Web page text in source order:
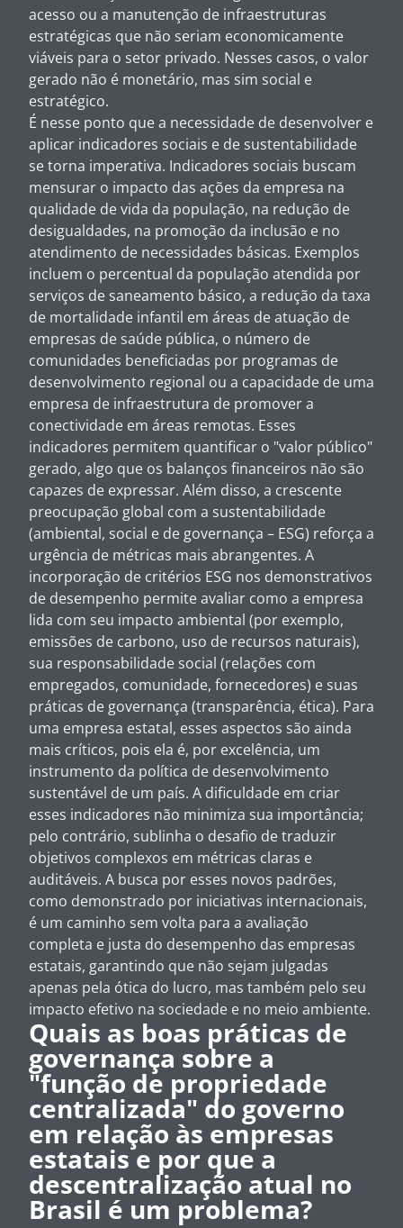
acesso ou a manutenção de infraestruturas
estratégicas que não seriam economicamente
viáveis para o setor privado. Nesses casos, o valor
gerado não é monetário, mas sim social e
estratégico.
É nesse ponto que a necessidade de desenvolver e
aplicar indicadores sociais e de sustentabilidade
se torna imperativa. Indicadores sociais buscam
mensurar o impacto das ações da empresa na
qualidade de vida da população, na redução de
desigualdades, na promoção da inclusão e no
atendimento de necessidades básicas. Exemplos
incluem o percentual da população atendida por
serviços de saneamento básico, a redução da taxa
de mortalidade infantil em áreas de atuação de
empresas de saúde pública, o número de
comunidades beneficiadas por programas de
desenvolvimento regional ou a capacidade de uma
empresa de infraestrutura de promover a
conectividade em áreas remotas. Esses
indicadores permitem quantificar o "valor público"
gerado, algo que os balanços financeiros não são
capazes de expressar. Além disso, a crescente
preocupação global com a sustentabilidade
(ambiental, social e de governança – ESG) reforça a
urgência de métricas mais abrangentes. A
incorporação de critérios ESG nos demonstrativos
de desempenho permite avaliar como a empresa
lida com seu impacto ambiental (por exemplo,
emissões de carbono, uso de recursos naturais),
sua responsabilidade social (relações com
empregados, comunidade, fornecedores) e suas
práticas de governança (transparência, ética). Para
uma empresa estatal, esses aspectos são ainda
mais críticos, pois ela é, por excelência, um
instrumento da política de desenvolvimento
sustentável de um país. A dificuldade em criar
esses indicadores não minimiza sua importância;
pelo contrário, sublinha o desafio de traduzir
objetivos complexos em métricas claras e
auditáveis. A busca por esses novos padrões,
como demonstrado por iniciativas internacionais,
é um caminho sem volta para a avaliação
completa e justa do desempenho das empresas
estatais, garantindo que não sejam julgadas
apenas pela ótica do lucro, mas também pelo seu
impacto efetivo na sociedade e no meio ambiente.
Quais as boas práticas de
governança sobre a
"função de propriedade
centralizada" do governo
em relação às empresas
estatais e por que a
descentralização atual no
Brasil é um problema?